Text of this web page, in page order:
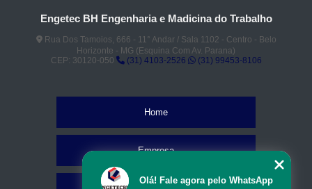
Engetec BH Engenharia e Madicina do Trabalho
Rua Dos Tamoios, 666 - 11° Andar / Sala 1102 - Centro - Belo
Horizonte - MG (Esquina Com Av. Parana)
CEP: 30120-050
(31) 4103-2526 (31) 99453-8106
Home
Empresa
Olá! Fale agora pelo WhatsApp